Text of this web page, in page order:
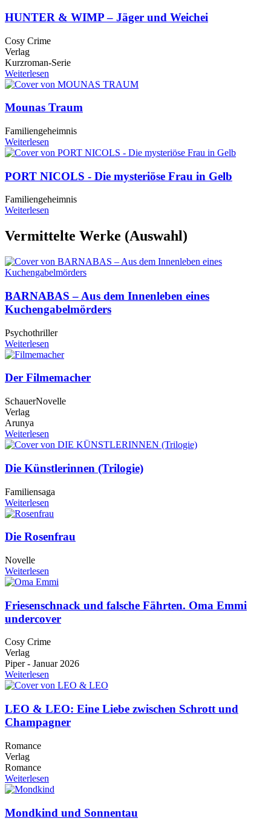
HUNTER & WIMP – Jäger und Weichei
Cosy Crime
Verlag
Kurzroman-Serie
Weiterlesen
Mounas Traum
Familiengeheimnis
Weiterlesen
PORT NICOLS - Die mysteriöse Frau in Gelb
Familiengeheimnis
Weiterlesen
Vermittelte Werke (Auswahl)
BARNABAS – Aus dem Innenleben eines
Kuchengabelmörders
Psychothriller
Weiterlesen
Der Filmemacher
SchauerNovelle
Verlag
Arunya
Weiterlesen
Die Künstlerinnen (Trilogie)
Familiensaga
Weiterlesen
Die Rosenfrau
Novelle
Weiterlesen
Friesenschnack und falsche Fährten. Oma Emmi
undercover
Cosy Crime
Verlag
Piper - Januar 2026
Weiterlesen
LEO & LEO: Eine Liebe zwischen Schrott und
Champagner
Romance
Verlag
Romance
Weiterlesen
Mondkind und Sonnentau